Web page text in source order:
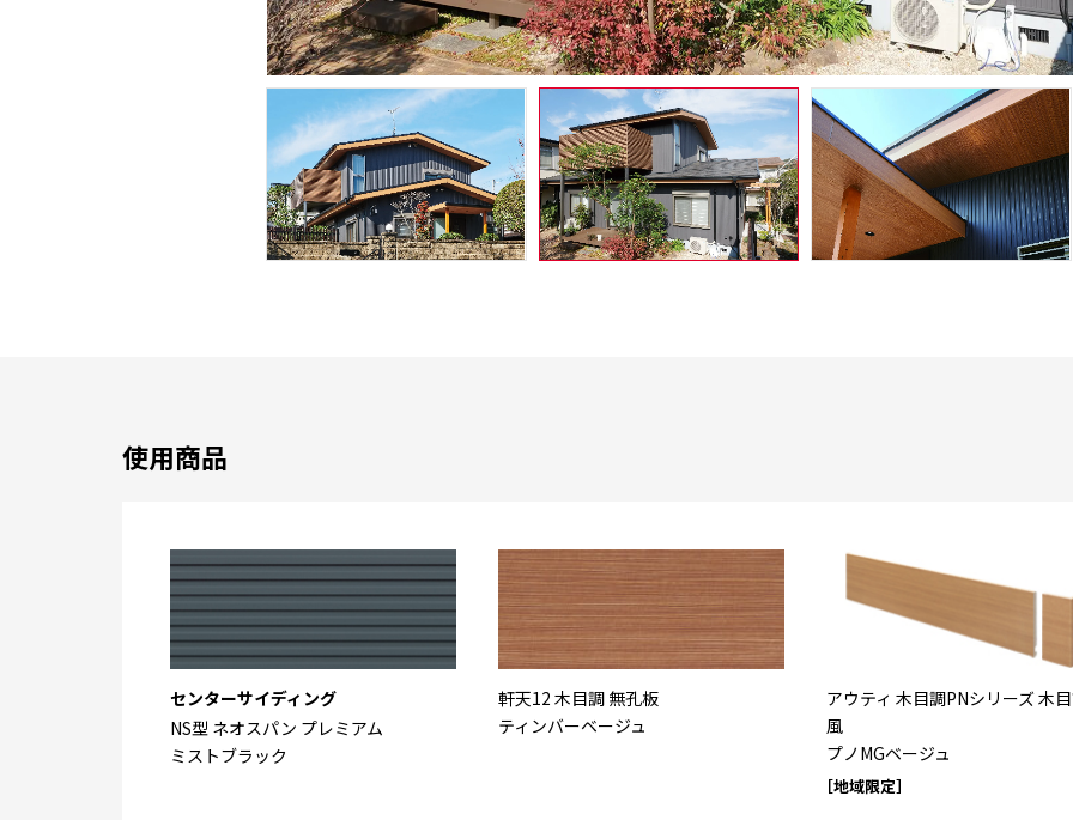
使用商品
センターサイディング
NS型 ネオスパン プレミアム
ミストブラック
軒天12 木目調 無孔板
ティンバーベージュ
アウティ 木目調PNシリーズ 木
風
プノMGベージュ
［地域限定］